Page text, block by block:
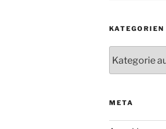
KATEGORIEN
META